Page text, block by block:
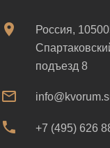
Россия,
подъезд 8
+7 (495) 626